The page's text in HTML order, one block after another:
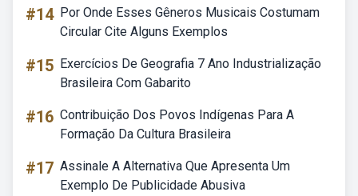
#14 Por Onde Esses Gêneros Musicais Costumam
Circular Cite Alguns Exemplos
#15 Exercícios De Geografia 7 Ano Industrialização
Brasileira Com Gabarito
#16 Contribuição Dos Povos Indígenas Para A
Formação Da Cultura Brasileira
#17 Assinale A Alternativa Que Apresenta Um
Exemplo De Publicidade Abusiva